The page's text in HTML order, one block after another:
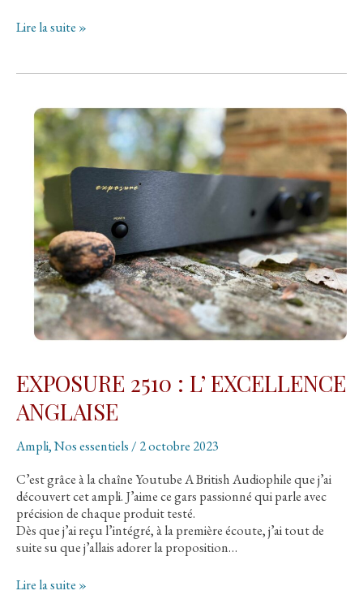
RETOUR
casque:
HPA
MEZE
Empyrean
Lire la suite »
EXPOSURE 2510 : L’ EXCELLENCE
ANGLAISE
Ampli,Nos essentiels / 2 octobre 2023
C’est grâce à la chaîne Youtube A British Audiophile que j’ai
découvert cet ampli. J’aime ce gars passionné qui parle avec
précision de chaque produit testé.
Dès que j’ai reçu l’intégré, à la première écoute, j’ai tout de
suite su que j’allais adorer la proposition…
EXPOSURE
Lire la suite »